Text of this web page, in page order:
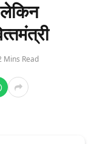
Mins Read